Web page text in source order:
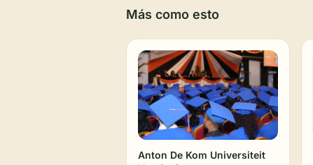
Más como esto
Anton De Kom Universiteit